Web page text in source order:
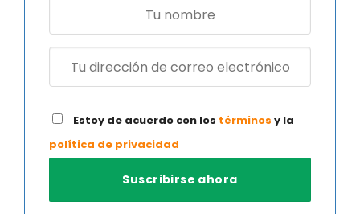
Estoy de acuerdo con los términos y la
política de privacidad